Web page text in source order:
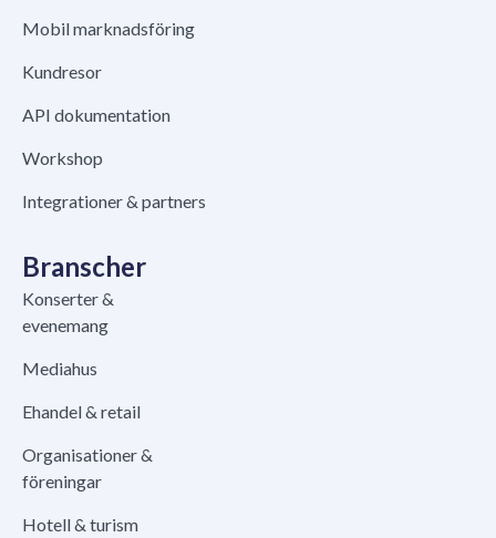
Mobil marknadsföring
Kundresor
API dokumentation
Workshop
Integrationer & partners
Branscher
Konserter &
evenemang
Mediahus
Ehandel & retail
Organisationer &
föreningar
Hotell & turism